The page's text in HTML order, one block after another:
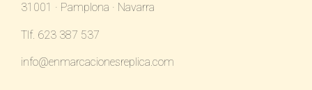
31001 · Pamplona · Navarra
Tlf. 623 387 537
info@enmarcacionesreplica.com